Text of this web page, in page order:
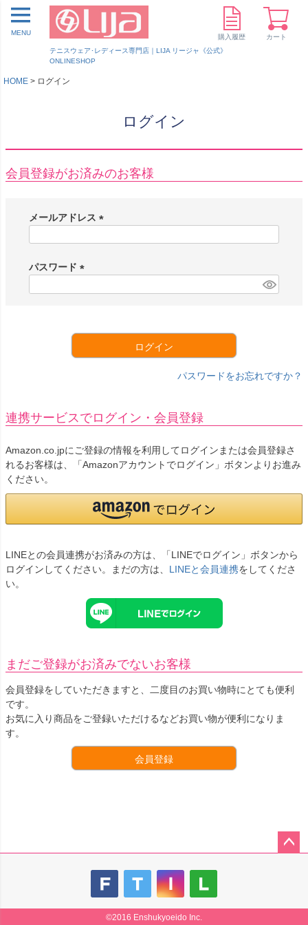
テニスウェア･レディース専門店｜LIJA リージャ《公式》
ONLINESHOP
MENU
購入履歴 カート
HOME ログイン
ログイン
会員登録がお済みのお客様
メールアドレス
)
パスワード
ログイン
パスワードをお忘れですか？
連携サービスでログイン・会員登録
Amazon.co.jpにご登録の情報を利用してログインまたは会員登録さ
れるお客様は、「Amazonアカウントでログイン」ボタンよりお進み
ください。
LINEとの会員連携がお済みの方は、「LINEでログイン」ボタンから
ログインしてください。まだの方は、 LINEと会員連携をしてくださ
い。
まだご登録がお済みでないお客様
会員登録をしていただきますと、二度目のお買い物時にとても便利
です。
お気に入り商品をご登録いただけるなどお買い物が便利になりま
す。
会員登録
©2016 Enshukyoeido Inc.